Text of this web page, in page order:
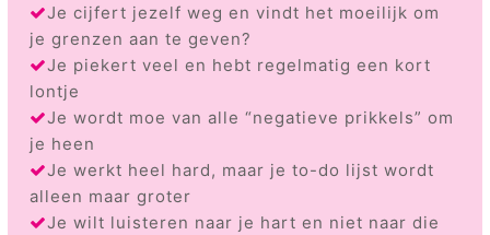
Je cijfert jezelf weg en vindt het moeilijk om
je grenzen aan te geven?
Je piekert veel en hebt regelmatig een kort
lontje
Je wordt moe van alle “negatieve prikkels” om
je heen
Je werkt heel hard, maar je to-do lijst wordt
alleen maar groter
Je wilt luisteren naar je hart en niet naar die